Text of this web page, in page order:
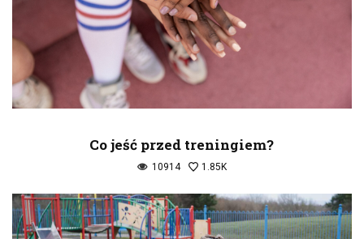
Co jeść przed treningiem?
10914 1.85K